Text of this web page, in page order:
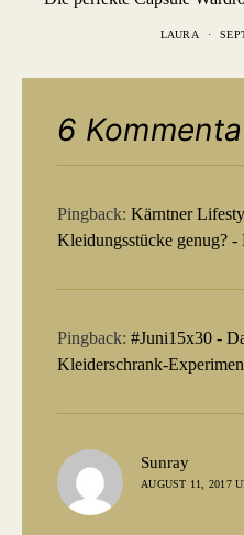
LAURA
6
Pingback: Kärntner
Kleidungsstücke genug?
Pingback: #Juni15x30 -
Kleiderschrank-
Sunray
AUGUST 11, 2017